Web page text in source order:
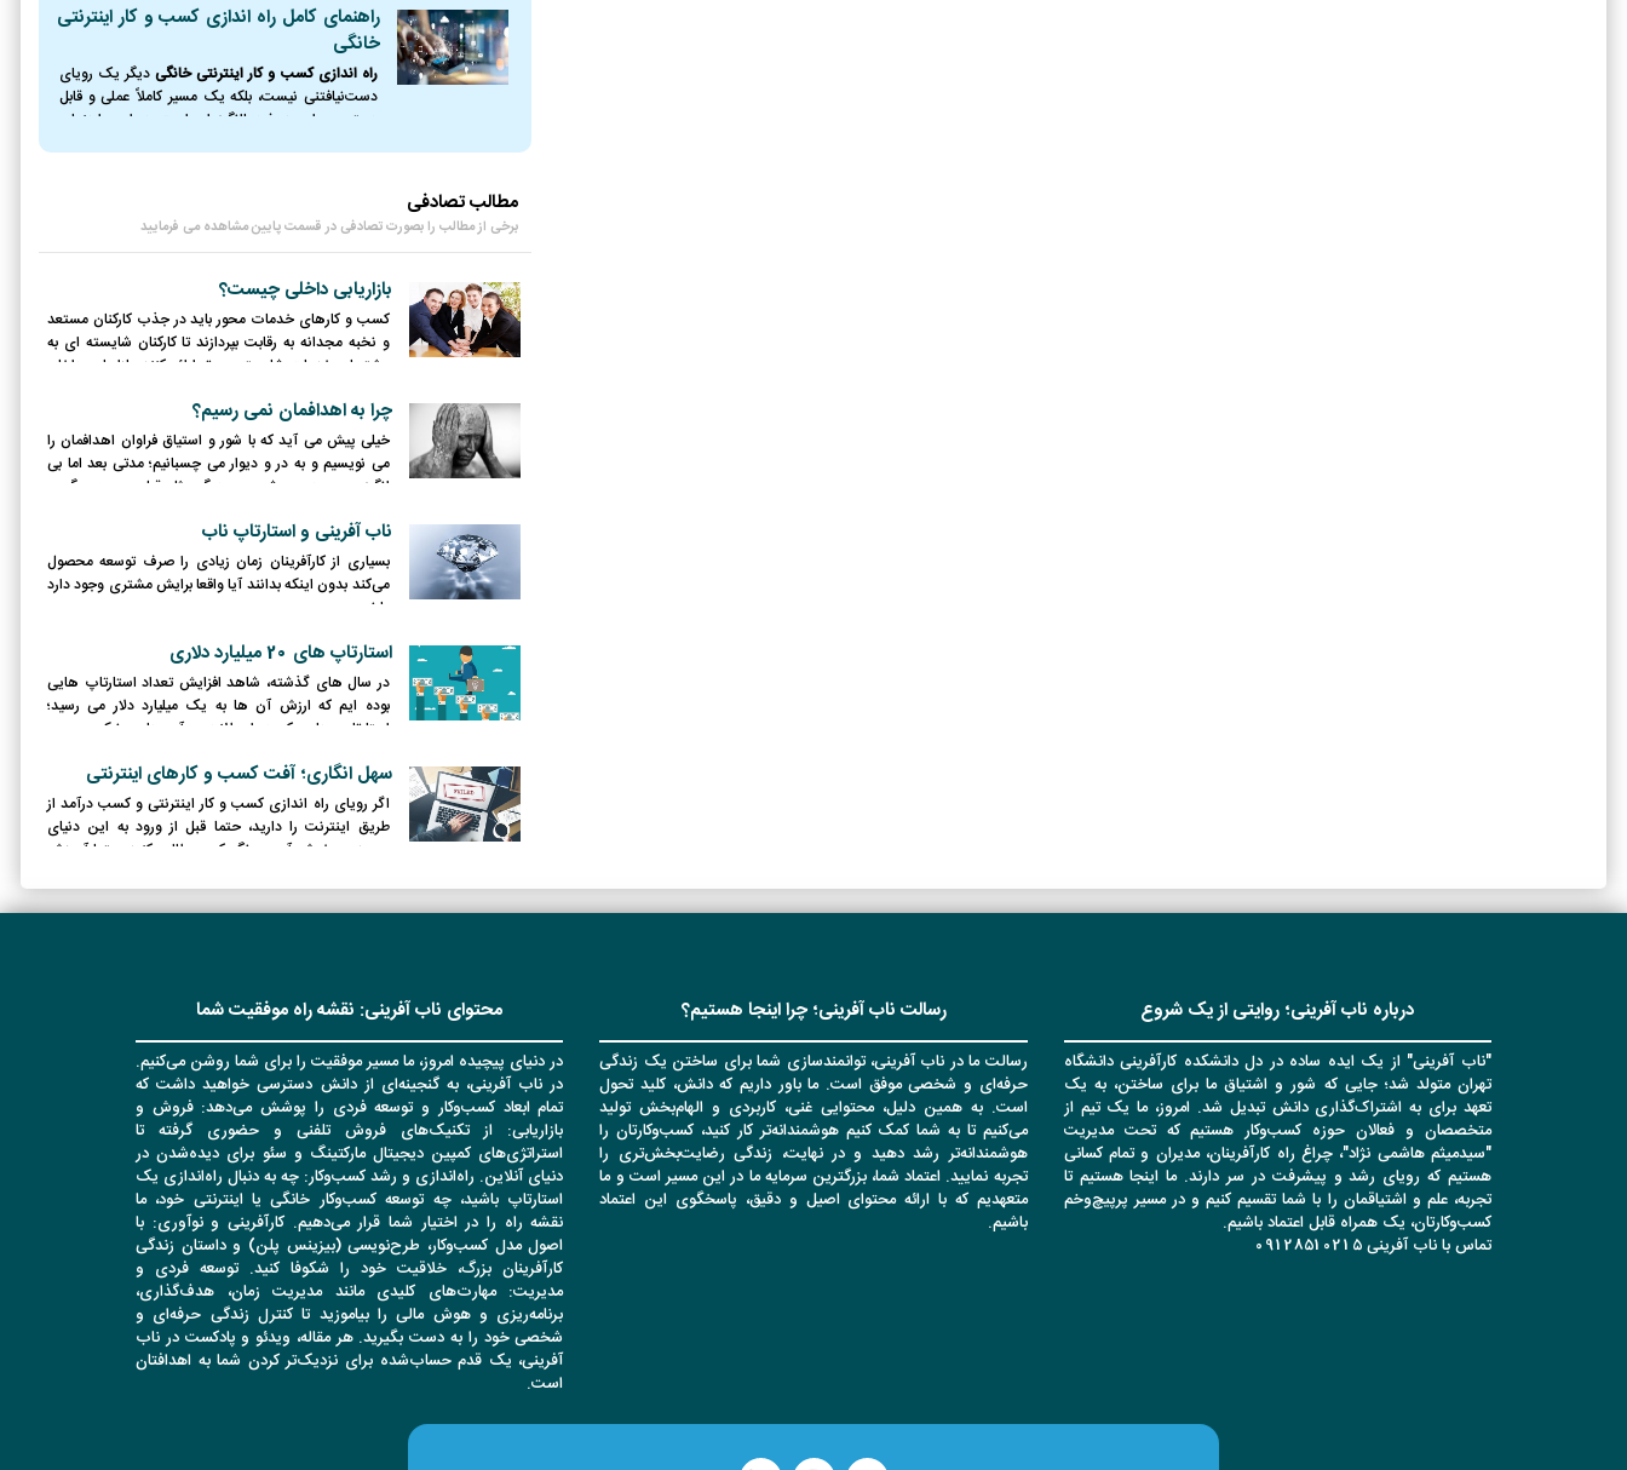
راهنمای کامل راه اندازی کسب و کار اینترنتی
خانگی
راه اندازی کسب و کار اینترنتی خانگیدیگر یک رویای
دست‌نیافتنی نیست، بلکه یک مسیر کاملاً عملی و قابل
دسترس برای هر فرد باانگیزه‌ای است. در این راهنمای
مطالب تصادفی
برخی از مطالب را بصورت تصادفی در قسمت پایین مشاهده می فرمایید
بازاریابی داخلی چیست؟
کسب و کارهای خدمات محور باید در جذب کارکنان مستعد
و نخبه مجدانه به رقابت بپردازند تا کارکنان شایسته ای به
مشتریان خدمات شایسته و برتر ارائه کنند. بازاریابی داخلی
استراتژی های محوری و حیاتی بسیاری از شرکتهای خدمت
محور همچون بانک ها مبدل گشته است.
چرا به اهدافمان نمی رسیم؟
خیلی پیش می آید که با شور و استیاق فراوان اهدافمان را
می نویسیم و به در و دیوار می چسبانیم؛ مدتی بعد اما بی
انگیزه و سرد می شویم و دیگر مثل قبل، روحیه پیگیری
ناب آفرینی و استارتاپ ناب
بسیاری از کارآفرینان زمان زیادی را صرف توسعه محصول
می‌کند بدون اینکه بدانند آیا واقعا برایش مشتری وجود دارد
یا نه.
استارتاپ های 20 میلیارد دلاری
در سال های گذشته، شاهد افزایش تعداد استارتاپ هایی
بوده ایم که ارزش آن ها به یک میلیارد دلار می رسید؛
استارتاپ هایی که در اصطلاح به آن ها «یونیکورن» می
ارزش آن ها در آینده قابل تخمین زدن نیست.
سهل انگاری؛ آفت کسب و کارهای اینترنتی
اگر رویای راه اندازی کسب و کار اینترنتی و کسب درآمد از
طریق اینترنت را دارید، حتما قبل از ورود به این دنیای
پیچیده و خوش آب و رنگ کمی مطالعه کنید؛ حتما آموزش
نخورید.
درباره ناب آفرینی؛ روایتی از یک شروع
"ناب آفرینی" از یک ایده ساده در دل دانشکده کارآفرینی دانشگاه
تهران متولد شد؛ جایی که شور و اشتیاق ما برای ساختن، به یک
تعهد برای به اشتراک‌گذاری دانش تبدیل شد. امروز، ما یک تیم از
متخصصان و فعالان حوزه کسب‌وکار هستیم که تحت مدیریت
"سیدمیثم هاشمی نژاد"، چراغ راه کارآفرینان، مدیران و تمام کسانی
هستیم که رویای رشد و پیشرفت در سر دارند. ما اینجا هستیم تا
تجربه، علم و اشتیاقمان را با شما تقسیم کنیم و در مسیر پرپیچ‌وخم
کسب‌وکارتان، یک همراه قابل اعتماد باشیم.
تماس با ناب آفرینی 09128510215
رسالت ناب آفرینی؛ چرا اینجا هستیم؟
رسالت ما در ناب آفرینی، توانمندسازی شما برای ساختن یک زندگی
حرفه‌ای و شخصی موفق است. ما باور داریم که دانش، کلید تحول
است. به همین دلیل، محتوایی غنی، کاربردی و الهام‌بخش تولید
می‌کنیم تا به شما کمک کنیم هوشمندانه‌تر کار کنید، کسب‌وکارتان را
هوشمندانه‌تر رشد دهید و در نهایت، زندگی رضایت‌بخش‌تری را
تجربه نمایید. اعتماد شما، بزرگترین سرمایه ما در این مسیر است و ما
متعهدیم که با ارائه محتوای اصیل و دقیق، پاسخگوی این اعتماد
باشیم.
محتوای ناب آفرینی: نقشه راه موفقیت شما
در دنیای پیچیده امروز، ما مسیر موفقیت را برای شما روشن می‌کنیم.
در ناب آفرینی، به گنجینه‌ای از دانش دسترسی خواهید داشت که
تمام ابعاد کسب‌وکار و توسعه فردی را پوشش می‌دهد: فروش و
بازاریابی: از تکنیک‌های فروش تلفنی و حضوری گرفته تا
استراتژی‌های کمپین دیجیتال مارکتینگ و سئو برای دیده‌شدن در
دنیای آنلاین. راه‌اندازی و رشد کسب‌وکار: چه به دنبال راه‌اندازی یک
استارتاپ باشید، چه توسعه کسب‌وکار خانگی یا اینترنتی خود، ما
نقشه راه را در اختیار شما قرار می‌دهیم. کارآفرینی و نوآوری: با
اصول مدل کسب‌وکار، طرح‌نویسی (بیزینس پلن) و داستان زندگی
کارآفرینان بزرگ، خلاقیت خود را شکوفا کنید. توسعه فردی و
مدیریت: مهارت‌های کلیدی مانند مدیریت زمان، هدف‌گذاری،
برنامه‌ریزی و هوش مالی را بیاموزید تا کنترل زندگی حرفه‌ای و
شخصی خود را به دست بگیرید. هر مقاله، ویدئو و پادکست در ناب
آفرینی، یک قدم حساب‌شده برای نزدیک‌تر کردن شما به اهدافتان
است.